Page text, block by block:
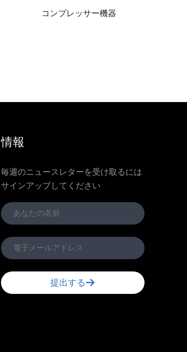
涼しい部屋
情報
毎週のニュースレターを受け取るには
サインアップしてください
提出する